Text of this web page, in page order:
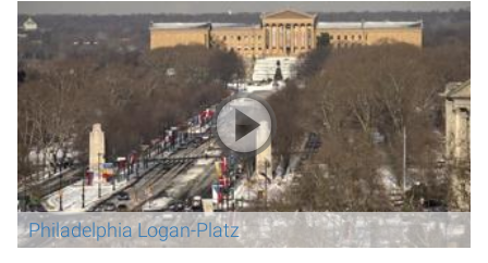
Philadelphia Logan-Platz